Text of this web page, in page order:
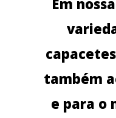
também
e para o